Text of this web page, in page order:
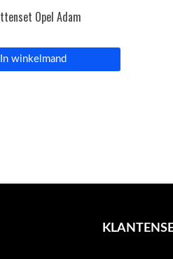
Opel Adam
In winkelmand